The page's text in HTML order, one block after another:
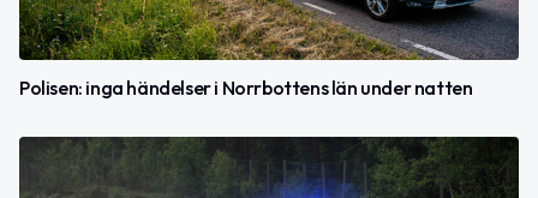
Polisen: inga händelser i Norrbottens län under natten